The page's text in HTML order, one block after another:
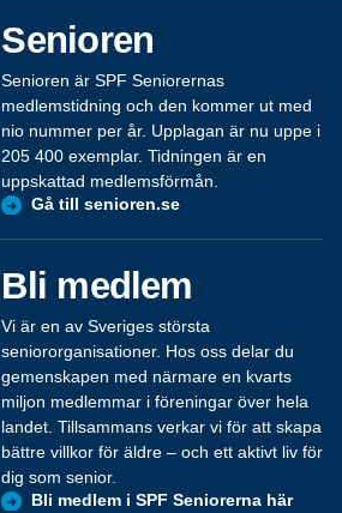
Senioren
Senioren är SPF Seniorernas
medlemstidning och den kommer ut med
nio nummer per år. Upplagan är nu uppe i
205 400 exemplar. Tidningen är en
uppskattad medlemsförmån.
Gå till senioren.se
Bli medlem
Vi är en av Sveriges största
seniororganisationer. Hos oss delar du
gemenskapen med närmare en kvarts
miljon medlemmar i föreningar över hela
landet. Tillsammans verkar vi för att skapa
bättre villkor för äldre – och ett aktivt liv för
dig som senior.
Bli medlem i SPF Seniorerna här